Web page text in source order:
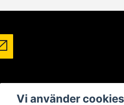
Facebook
Vi använder cookies